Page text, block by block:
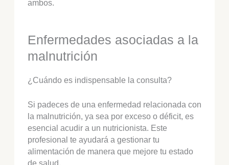
ambos.
Enfermedades asociadas a la
malnutrición
¿Cuándo es indispensable la consulta?
Si padeces de una enfermedad relacionada con
la malnutrición, ya sea por exceso o déficit, es
esencial acudir a un nutricionista. Este
profesional te ayudará a gestionar tu
alimentación de manera que mejore tu estado
de salud.